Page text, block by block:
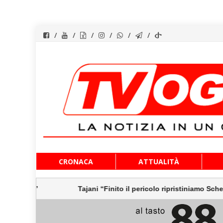
al
contenuto
CRONACA ATTUALITÀ
Tajani “Finito il pericolo ripristiniamo Schengen,